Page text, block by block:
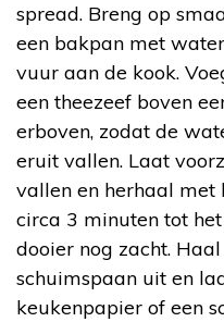
spread. Breng op
een bakpan met
vuur aan de kook.
een theezeef boven
erboven, zodat de
eruit vallen. Laat
vallen en herhaal met
circa 3 minuten tot
dooier nog zacht.
schuimspaan uit en
keukenpapier of een